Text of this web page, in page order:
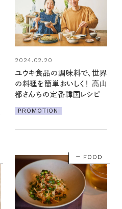
2024.02.20
ユウキ食品の調味料で、世界
の料理を簡単おいしく！ 高山
都さんちの定番韓国レシピ
PROMOTION
FOOD